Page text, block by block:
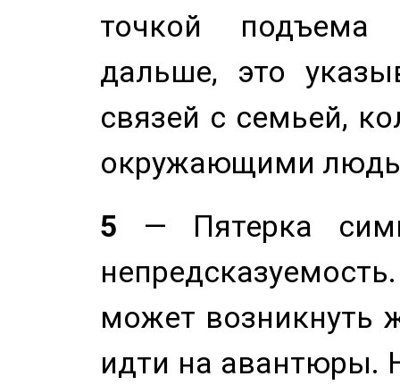
точкой
дальше, это
связей с семьей,
окружающими
5 — Пятерка
может возникнуть
идти на авантюры.